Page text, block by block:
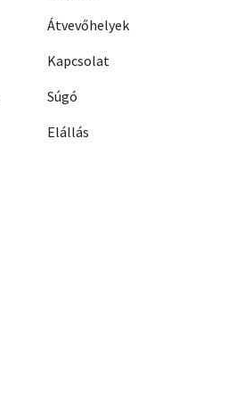
Átvevőhelyek
Kapcsolat
Súgó
Elállás